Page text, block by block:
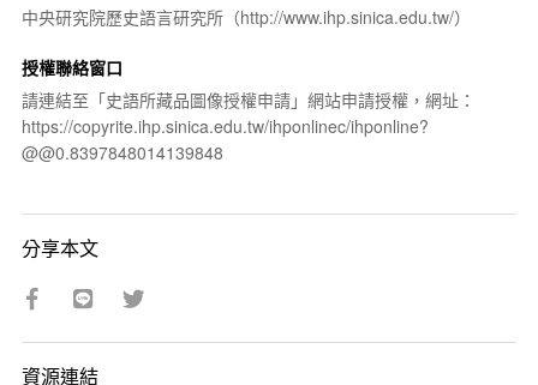
中央研究院歷史語言研究所（http://www.ihp.sinica.edu.tw/）
授權聯絡窗口
請連結至「史語所藏品圖像授權申請」網站申請授權，網址：
https://copyrite.ihp.sinica.edu.tw/ihponlinec/ihponline?
@@0.8397848014139848
分享本文
資源連結